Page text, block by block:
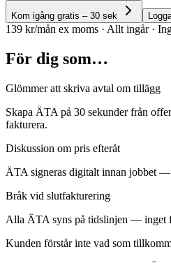
Kom igång gratis – 30 sek
139 kr/mån ex moms · Allt ingår ·
För dig som…
Glömmer att skriva avtal om tillägg
Skapa ÄTA på 30 sekunder från
fakturera.
Diskussion om pris efteråt
ÄTA signeras digitalt innan jobbet —
Bråk vid slutfakturering
Alla ÄTA syns på tidslinjen — inget
Kunden förstår inte vad som